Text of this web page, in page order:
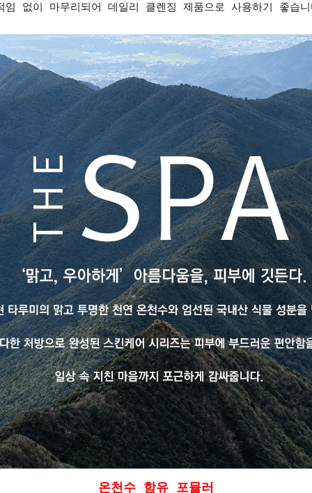
임 없이 마무리되어 데일리 클렌징 제품으로 사용하기 좋습
온천수 함유 포뮬러